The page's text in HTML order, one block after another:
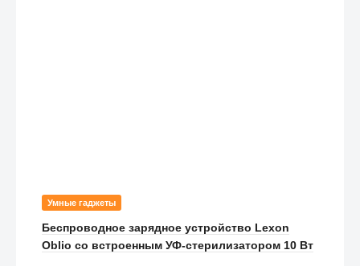
Умные гаджеты
Беспроводное зарядное устройство Lexon
Oblio со встроенным УФ-стерилизатором 10 Вт